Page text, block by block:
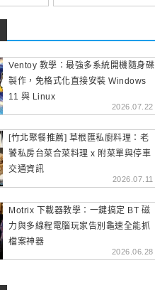
Ventoy 教學：最強多系統開機隨身碟
製作，免格式化直接安裝 Windows
11 與 Linux
2026.07.22
[竹北聚餐推薦] 草根匯私廚料理：老
饕私房台菜合菜料理 x 附菜單與停車
交通資訊
2026.07.11
Motrix 下載器教學：一鍵搞定 BT 磁
力與多線程電腦玩家告別龜速全能抓
檔案神器
2026.06.28